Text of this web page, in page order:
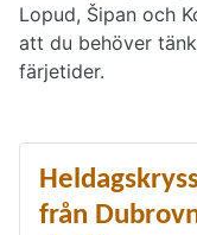
Lopud, Šipan och
att du behöver
färjetider.
från